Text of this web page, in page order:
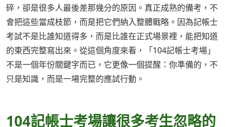
碎，卻是很多人最後差那幾分的原因。真正成熟的備考，不
會把這些當成枝節，而是把它們納入整體戰略。因為記帳士
考試不是比誰知道得多，而是比誰在正式場景裡，能把知道
的東西完整寫出來。從這個角度來看，「104記帳士考場」
不是一個年份關鍵字而已，它更像一個提醒：你準備的，不
只是知識，而是一場完整的應試行動。
104記帳士考場讓很多考生忽略的